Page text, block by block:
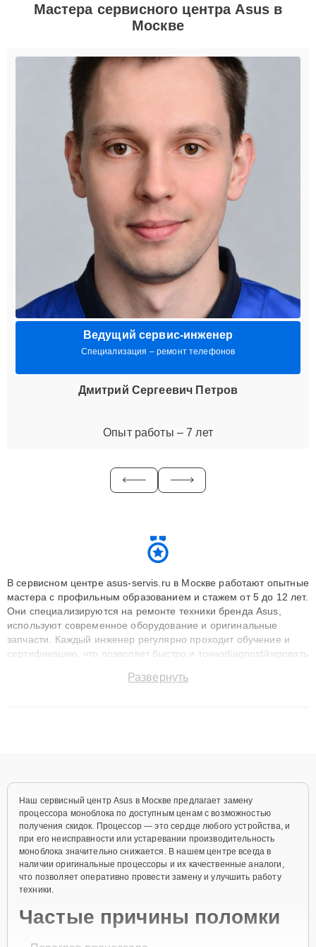
Мастера сервисного центра Asus в
Москве
Ведущий сервис-инженер
Специализация – ремонт телефонов
Дмитрий Сергеевич Петров
Опыт работы – 7 лет
В сервисном центре asus-servis.ru в Москве работают опытные
мастера с профильным образованием и стажем от 5 до 12 лет.
Они специализируются на ремонте техники бренда Asus,
используют современное оборудование и оригинальные
запчасти. Каждый инженер регулярно проходит обучение и
сертификацию, что позволяет быстро и точноdiagnostikировать
до 3 лет. Наши мастера решают сложные случаи: от замены
Развернуть
Наш сервисный центр Asus в Москве предлагает замену
процессора моноблока по доступным ценам с возможностью
получения скидок. Процессор — это сердце любого устройства, и
при его неисправности или устаревании производительность
моноблока значительно снижается. В нашем центре всегда в
наличии оригинальные процессоры и их качественные аналоги,
что позволяет оперативно провести замену и улучшить работу
техники.
Частые причины поломки